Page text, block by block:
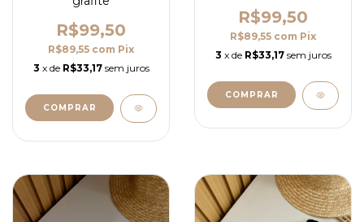
R$99,50
R$89,55 com Pix
3 x de R$33,17 sem juros
COMPRAR
R$99,50
R$89,55 com Pix
3 x de R$33,17 sem juros
COMPRAR